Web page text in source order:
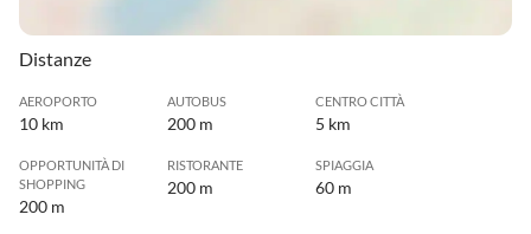
Distanze
AEROPORTO
10 km
AUTOBUS
200 m
CENTRO CITTÀ
5 km
OPPORTUNITÀ DI
SHOPPING
200 m
RISTORANTE
200 m
SPIAGGIA
60 m